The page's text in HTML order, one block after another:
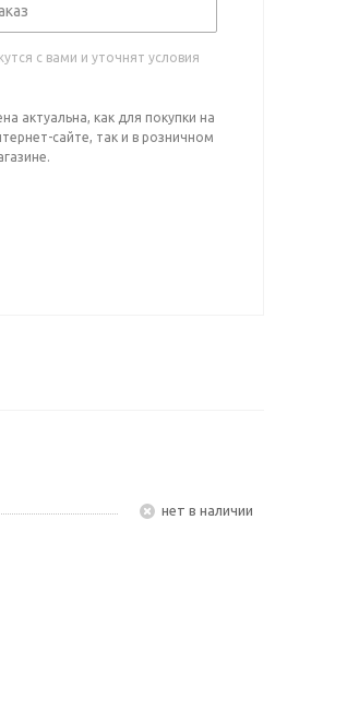
с вами и уточнят условия
актуальна, как для покупки на
сайте, так и в розничном
Нет в наличии